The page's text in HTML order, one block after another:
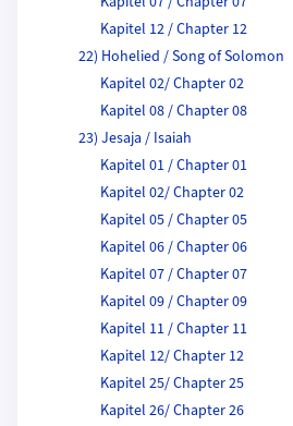
Kapitel 12 / Chapter 12
22) Hohelied / Song of Solomon
Kapitel 02/ Chapter 02
Kapitel 08 / Chapter 08
23) Jesaja / Isaiah
Kapitel 01 / Chapter 01
Kapitel 02/ Chapter 02
Kapitel 05 / Chapter 05
Kapitel 06 / Chapter 06
Kapitel 07 / Chapter 07
Kapitel 09 / Chapter 09
Kapitel 11 / Chapter 11
Kapitel 12/ Chapter 12
Kapitel 25/ Chapter 25
Kapitel 26/ Chapter 26